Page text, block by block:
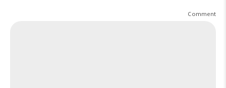
Comment